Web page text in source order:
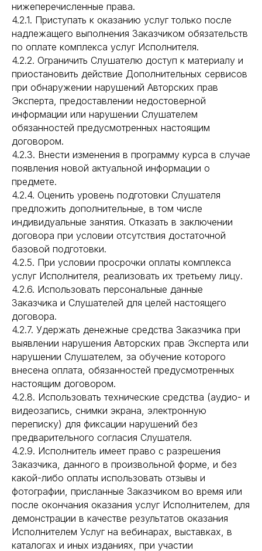
нижеперечисленные права.
4.2.1. Приступать к оказанию услуг только после
надлежащего выполнения Заказчиком обязательств
по оплате комплекса услуг Исполнителя.
4.2.2. Ограничить Слушателю доступ к материалу и
приостановить действие Дополнительных сервисов
при обнаружении нарушений Авторских прав
Эксперта, предоставлении недостоверной
информации или нарушении Слушателем
обязанностей предусмотренных настоящим
договором.
4.2.3. Внести изменения в программу курса в случае
появления новой актуальной информации о
предмете.
4.2.4. Оценить уровень подготовки Слушателя
предложить дополнительные, в том числе
индивидуальные занятия. Отказать в заключении
договора при условии отсутствия достаточной
базовой подготовки.
4.2.5. При условии просрочки оплаты комплекса
услуг Исполнителя, реализовать их третьему лицу.
4.2.6. Использовать персональные данные
Заказчика и Слушателей для целей настоящего
договора.
4.2.7. Удержать денежные средства Заказчика при
выявлении нарушения Авторских прав Эксперта или
нарушении Слушателем, за обучение которого
внесена оплата, обязанностей предусмотренных
настоящим договором.
4.2.8. Использовать технические средства (аудио- и
видеозапись, снимки экрана, электронную
переписку) для фиксации нарушений без
предварительного согласия Слушателя.
4.2.9. Исполнитель имеет право с разрешения
Заказчика, данного в произвольной форме, и без
какой-либо оплаты использовать отзывы и
фотографии, присланные Заказчиком во время или
после окончания оказания услуг Исполнителем, для
демонстрации в качестве результатов оказания
Исполнителем Услуг на вебинарах, выставках, в
каталогах и иных изданиях, при участии